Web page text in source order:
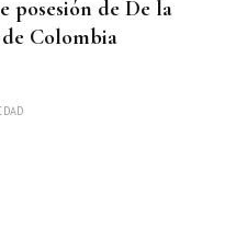
posesión de De la
Colombia